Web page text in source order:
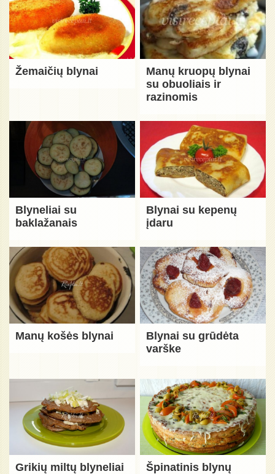
Žemaičių blynai
Manų kruopų blynai
su obuoliais ir
razinomis
Blyneliai su
baklažanais
Blynai su kepenų
įdaru
Manų košės blynai
Blynai su grūdėta
varške
Grikių miltų blyneliai Špinatinis blynų